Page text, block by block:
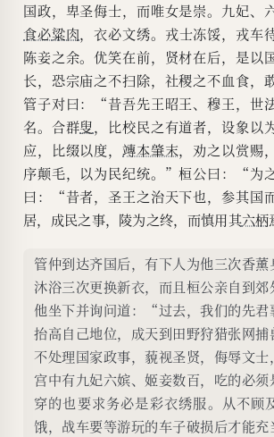
国政，卑圣侮士，而唯女是崇。九妃、
食必粱肉，衣必文绣。戎士冻馁，戎车
陈妾之余。优笑在前，贤材在后，是以
长，恐宗庙之不扫除，社稷之不血食，
管子对曰：“昔吾先王昭王、穆王，世
名。合群叟，比校民之有道者，设象以
应，比缀以度，竱本肇末，劝之以赏赐
序颠毛，以为民纪统。”桓公曰：“为
曰：“昔者，圣王之治天下也，参其国
居，成民之事，陵为之终，而慎用其六柄
管仲到达齐国后，有下人为他三次香薰
沐浴三次更换新衣，而且桓公亲自到
他坐下并询问道：“过去，我们的先君
抬高自己地位，成天到田野狩猎张网
不处理国家政事，藐视圣贤，侮辱文士
宫中有九妃六嫔、姬妾数百，吃的必须
穿的也要求务必是彩衣绣服。从不顾
饿，战车要等游玩的车子破损后才能